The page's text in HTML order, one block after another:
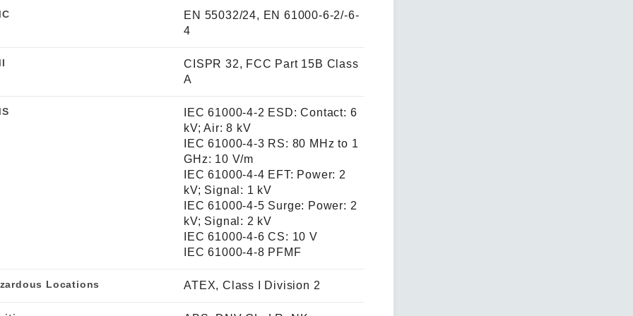
EN 55032/24, EN 61000-6-2/-6-
4
CISPR 32, FCC Part 15B Class
A
IEC 61000-4-2 ESD: Contact: 6
kV; Air: 8 kV
IEC 61000-4-3 RS: 80 MHz to 1
GHz: 10 V/m
IEC 61000-4-4 EFT: Power: 2
kV; Signal: 1 kV
IEC 61000-4-5 Surge: Power: 2
kV; Signal: 2 kV
IEC 61000-4-6 CS: 10 V
IEC 61000-4-8 PFMF
Locations ATEX, Class I Division 2